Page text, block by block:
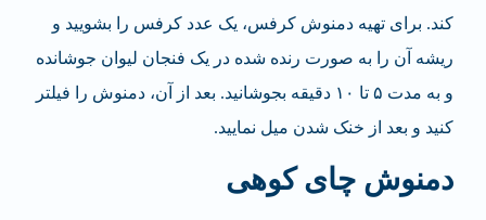
کند. برای تهیه دمنوش کرفس، یک عدد کرفس را بشویید و
ریشه آن را به صورت رنده شده در یک فنجان لیوان جوشانده
و به مدت ۵ تا ۱۰ دقیقه بجوشانید. بعد از آن، دمنوش را فیلتر
کنید و بعد از خنک شدن میل نمایید.
دمنوش چای کوهی